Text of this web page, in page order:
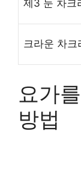
제3 눈 차크
크라운 차크
요가
방법